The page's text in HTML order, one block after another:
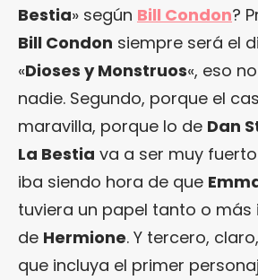
Bestia» según Bill Condon?
Bill Condon siempre será el
«Dioses y Monstruos«, eso
nadie. Segundo, porque el
maravilla, porque lo de Dan
La Bestia va a ser muy
iba siendo hora de que
tuviera un papel tanto o más
de Hermione. Y tercero,
que incluya el primer